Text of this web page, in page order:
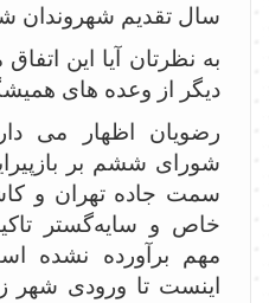
سال تقدیم شهروندان
به نظرتان آیا این
دیگر از وعده های
رضویان اظهار می
شورای ششم بر
سمت جاده تهران و
خاص و سایه‌گستر
مهم برآورده نشده
اینست تا ورودی شهر